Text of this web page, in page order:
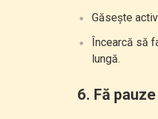
Găsește
Încearcă să
lungă.
6. Fă